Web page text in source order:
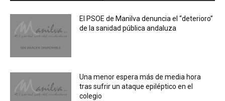
El PSOE de Manilva denuncia el “deterioro”
de la sanidad pública andaluza
Una menor espera más de media hora
tras sufrir un ataque epiléptico en el
colegio